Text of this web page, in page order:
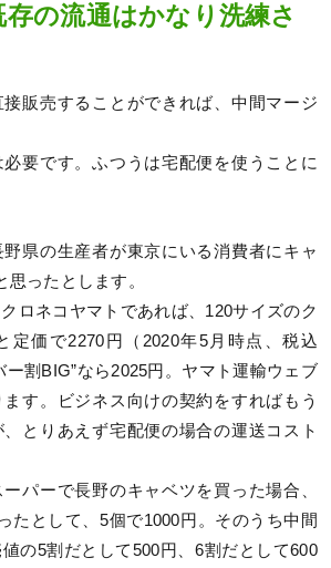
の流通はかなり洗練さ
販売することができれば、中間マージ
要です。ふつうは宅配便を使うことに
県の生産者が東京にいる消費者にキャ
ったとします。
ロネコヤマトであれば、120サイズのク
定価で2270円（2020年5月時点、税込
ー割BIG”なら2025円。ヤマト運輸ウェブ
す。ビジネス向けの契約をすればもう
とりあえず宅配便の場合の運送コスト
パーで長野のキャベツを買った場合、
たとして、5個で1000円。そのうち中間
の5割だとして500円、6割だとして600